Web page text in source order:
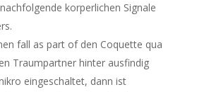
korperlichen Signale
fall as part of den Coquette qua
Traumpartner hinter ausfindig
eingeschaltet, dann ist